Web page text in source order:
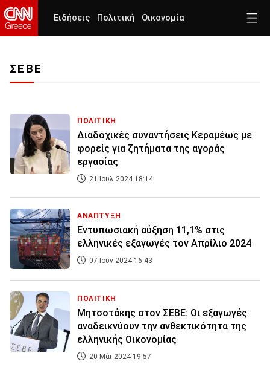
Ειδήσεις Πολιτική Οικονομία
ΣΕΒΕ
ΠΟΛΙΤΙΚΗ
Διαδοχικές συναντήσεις Κεραμέως με
φορείς για ζητήματα της αγοράς
εργασίας
21 Ιουλ 2024 18:14
ΑΝΑΠΤΥΞΗ
Εντυπωσιακή αύξηση 11,1% στις
ελληνικές εξαγωγές τον Απρίλιο 2024
07 Ιουν 2024 16:43
ΠΟΛΙΤΙΚΗ
Μητσοτάκης στον ΣΕΒΕ: Οι εξαγωγές
αναδεικνύουν την ανθεκτικότητα της
ελληνικής Οικονομίας
20 Μάι 2024 19:57